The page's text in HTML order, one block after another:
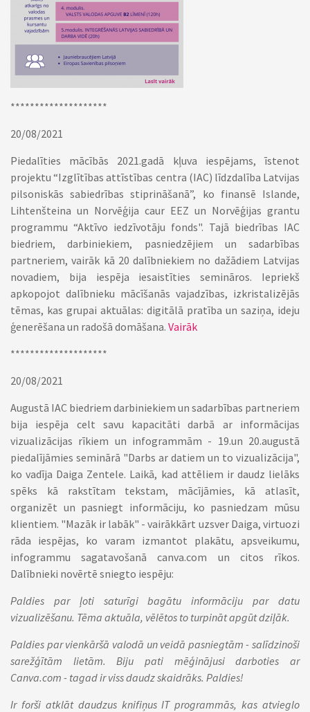
********************
20/08/2021
Piedalīties mācībās 2021.gadā kļuva iespējams, īstenot
projektu “Izglītības attīstības centra (IAC) līdzdalība Latvijas
pilsoniskās sabiedrības stiprināšanā”, ko finansē Islande,
Lihtenšteina un Norvēģija caur EEZ un Norvēģijas grantu
programmu “Aktīvo iedzīvotāju fonds". Tajā biedrības IAC
biedriem, darbiniekiem, pasniedzējiem un sadarbības
partneriem, vairāk kā 20 dalībniekiem no dažādiem Latvijas
novadiem, bija iespēja iesaistīties semināros. Iepriekš
apkopojot dalībnieku mācīšanās vajadzības, izkristalizējās
tēmas, kas grupai aktuālas: digitālā pratība un saziņa, ideju
ģenerēšana un radošā domāšana. Vairāk
********************
20/08/2021
Augustā IAC biedriem darbiniekiem un sadarbības partneriem
bija iespēja celt savu kapacitāti darbā ar informācijas
vizualizācijas rīkiem un infogrammām - 19.un 20.augustā
piedalījāmies seminārā "Darbs ar datiem un to vizualizācija",
ko vadīja Daiga Zentele. Laikā, kad attēliem ir daudz lielāks
spēks kā rakstītam tekstam, mācījāmies, kā atlasīt,
organizēt un pasniegt informāciju, ko pasniedzam mūsu
klientiem. "Mazāk ir labāk" - vairākkārt uzsver Daiga, virtuozi
rāda iespējas, ko varam izmantot plakātu, apsveikumu,
infogrammu sagatavošanā canva.com un citos rīkos.
Dalībnieki novērtē sniegto iespēju:
Paldies par ļoti saturīgi bagātu informāciju par datu
vizualizēšanu. Tēma aktuāla, vēlētos to turpināt apgūt dziļāk.
Paldies par vienkāršā valodā un veidā pasniegtām - salīdzinoši
sarežģītām lietām. Biju pati mēģinājusi darboties ar
Canva.com - tagad ir viss daudz skaidrāks. Paldies!
Ir forši atklāt daudzus knifiņus IT programmās, kas atvieglo